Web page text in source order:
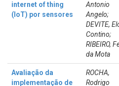
internet of thing
(IoT) por sensores
Antonio
Angelo;
DEVITE,
Contino;
RIBEIRO,
da Mota
Avaliação da
implementação de
ROCHA,
Rodrigo